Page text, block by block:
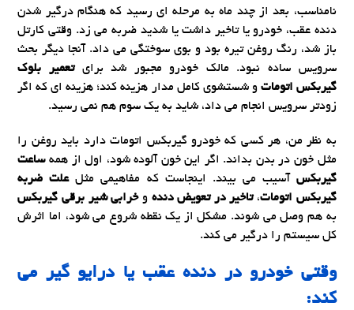
نامناسب، بعد از چند ماه به مرحله ای رسید که هنگام درگیر شدن
دنده عقب، خودرو یا تاخیر داشت یا شدید ضربه می زد. وقتی کارتل
باز شد، رنگ روغن تیره بود و بوی سوختگی می داد. آنجا دیگر بحث
سرویس ساده نبود. مالک خودرو مجبور شد برایتعمیر بلوک
گیربکس اتومات و شستشوی کامل مدار هزینه کند؛ هزینه ای که اگر
زودتر سرویس انجام می داد، شاید به یک سوم هم نمی رسید.
به نظر من، هر کسی که خودرو گیربکس اتومات دارد باید روغن را
مثل خون در بدن بداند. اگر این خون آلوده شود، اول از همهساعت
گیربکس آسیب می بیند. اینجاست که مفاهیمی مثلعلت ضربه
گیربکس اتومات،تاخیر در تعویض دنده وخرابی شیر برقی گیربکس
به هم وصل می شوند. مشکل از یک نقطه شروع می شود، اما اثرش
کل سیستم را درگیر می کند.
وقتی خودرو در دنده عقب یا درایو گیر می
کند: